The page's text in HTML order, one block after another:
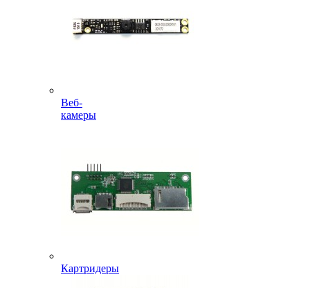
Веб-
камеры
Картридеры